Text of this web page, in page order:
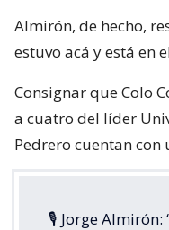
Almirón, de hecho,
estuvo acá y está en
Consignar que Colo
a cuatro del líder
Pedrero cuentan
🎙️ Jorge Almirón: